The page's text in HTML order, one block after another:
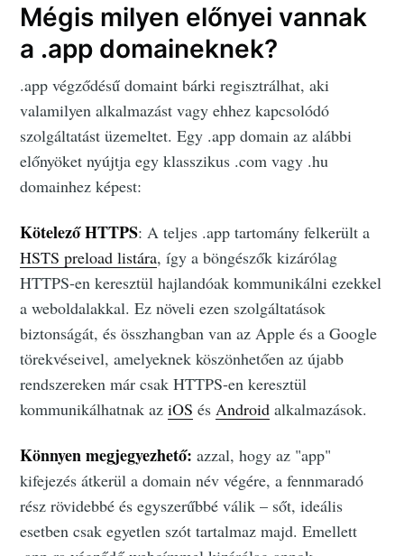
Mégis milyen előnyei vannak
a .app domaineknek?
.app végződésű domaint bárki regisztrálhat, aki
valamilyen alkalmazást vagy ehhez kapcsolódó
szolgáltatást üzemeltet. Egy .app domain az alábbi
előnyöket nyújtja egy klasszikus .com vagy .hu
domainhez képest:
Kötelező HTTPS: A teljes .app tartomány felkerült a
HSTS preload listára, így a böngészők kizárólag
HTTPS-en keresztül hajlandóak kommunikálni ezekkel
a weboldalakkal. Ez növeli ezen szolgáltatások
biztonságát, és összhangban van az Apple és a Google
törekvéseivel, amelyeknek köszönhetően az újabb
rendszereken már csak HTTPS-en keresztül
kommunikálhatnak aziOS ésAndroid alkalmazások.
Könnyen megjegyezhető: azzal, hogy az "app"
kifejezés átkerül a domain név végére, a fennmaradó
rész rövidebbé és egyszerűbbé válik – sőt, ideális
esetben csak egyetlen szót tartalmaz majd. Emellett